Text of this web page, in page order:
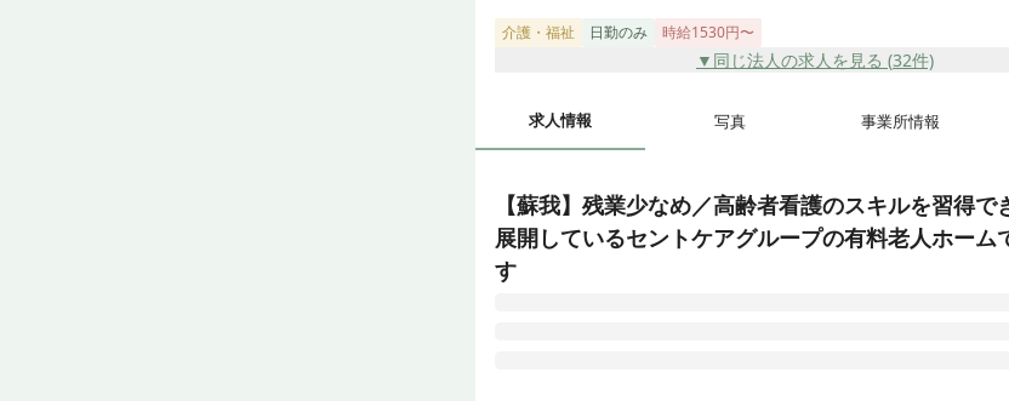
介護・福祉 日勤のみ 時給1530円〜
▼同じ法人の求人を見る (32件)
求人情報 写真 事業所情報
【蘇我】残業少なめ／高齢者看護のスキルを習得で
展開しているセントケアグループの有料老人ホーム
す